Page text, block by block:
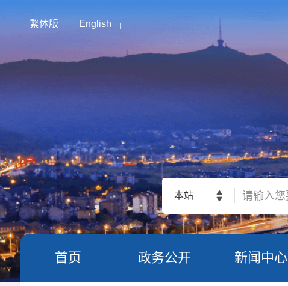
繁体版 English
本站
首页 政务公开 新闻中心